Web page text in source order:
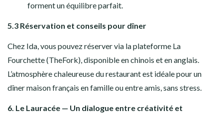
forment un équilibre parfait.
5.3 Réservation et conseils pour dîner
Chez Ida, vous pouvez réserver via la plateforme La
Fourchette (TheFork), disponible en chinois et en anglais.
L’atmosphère chaleureuse du restaurant est idéale pour un
dîner maison français en famille ou entre amis, sans stress.
6. Le Lauracée — Un dialogue entre créativité et